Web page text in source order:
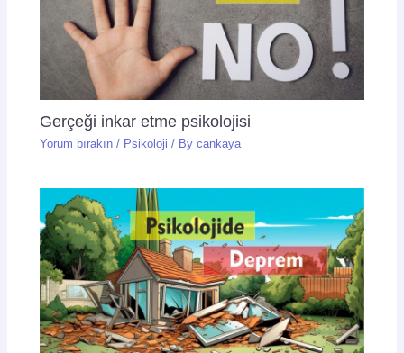
Gerçeği inkar etme psikolojisi
Yorum bırakın / Psikoloji / Bycankaya